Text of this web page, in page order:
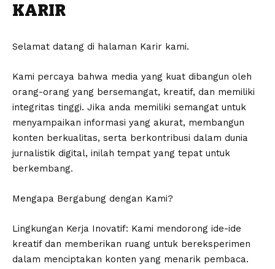
KARIR
Selamat datang di halaman Karir kami.
Kami percaya bahwa media yang kuat dibangun oleh
orang-orang yang bersemangat, kreatif, dan memiliki
integritas tinggi. Jika anda memiliki semangat untuk
menyampaikan informasi yang akurat, membangun
konten berkualitas, serta berkontribusi dalam dunia
jurnalistik digital, inilah tempat yang tepat untuk
berkembang.
Mengapa Bergabung dengan Kami?
Lingkungan Kerja Inovatif: Kami mendorong ide-ide
kreatif dan memberikan ruang untuk bereksperimen
dalam menciptakan konten yang menarik pembaca.